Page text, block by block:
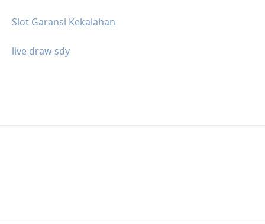
Slot Garansi Kekalahan
live draw sdy